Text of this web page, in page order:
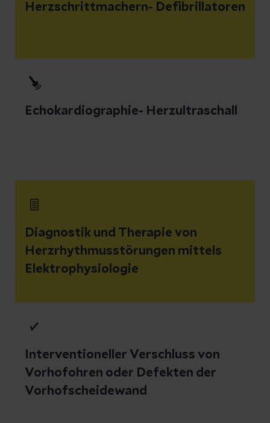
Herzschrittmachern- Defibrillatoren
Echokardiographie- Herzultraschall
Diagnostik und Therapie von
Herzrhythmusstörungen mittels
Elektrophysiologie
Interventioneller Verschluss von
Vorhofohren oder Defekten der
Vorhofscheidewand